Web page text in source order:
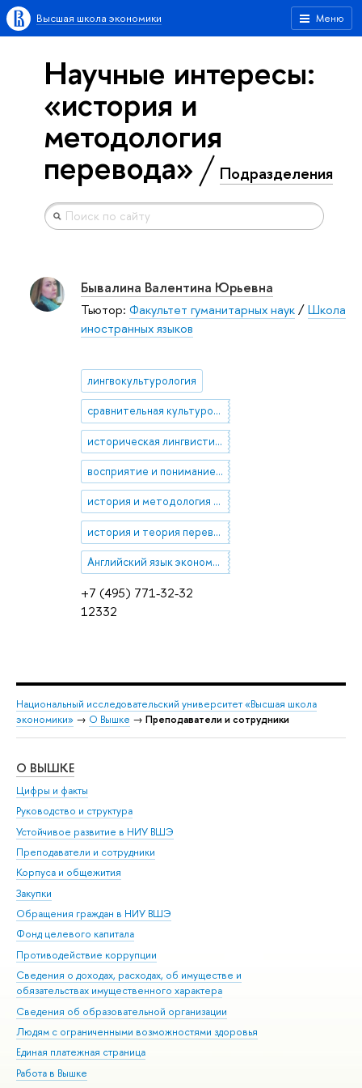
Меню
Высшая школа экономики
Научные интересы:
«история и
методология
перевода» Подразделения
+7 (495) 771-32-32
12332
Бывалина Валентина Юрьевна
Тьютор: Факультет гуманитарных наук/Школа
иностранных языков
лингвокультурология
сравнительная культурология
историческая лингвистика
восприятие и понимание в переводе
история и методология перевода
история и теория перевода
Английский язык экономики и бизнеса
Национальный исследовательский университет «Высшая школа
экономики» → О Вышке → Преподаватели и сотрудники
О ВЫШКЕ
Цифры и факты
Руководство и структура
Устойчивое развитие в НИУ ВШЭ
Преподаватели и сотрудники
Корпуса и общежития
Закупки
Обращения граждан в НИУ ВШЭ
Фонд целевого капитала
Противодействие коррупции
Сведения о доходах, расходах, об имуществе и
обязательствах имущественного характера
Сведения об образовательной организации
Людям с ограниченными возможностями здоровья
Единая платежная страница
Работа в Вышке